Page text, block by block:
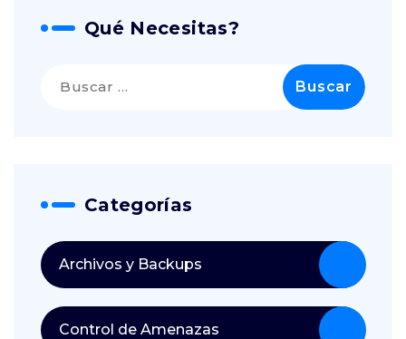
Qué Necesitas?
Categorías
Archivos y Backups
Control de Amenazas